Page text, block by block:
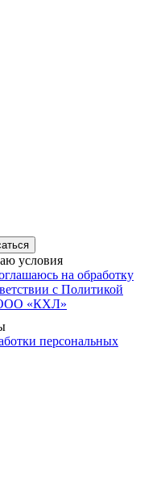
условия
на обработку
с Политикой
ООО «КХЛ»
персональных